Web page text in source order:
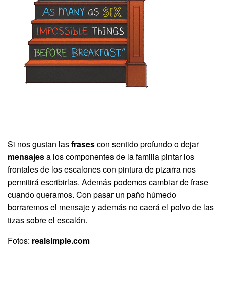
Si nos gustan lasfrasescon sentido profundo o dejar
mensajesa los componentes de la familia pintar los
frontales de los escalones con pintura de pizarra nos
permitirá escribirlas. Además podemos cambiar de frase
cuando queramos. Con pasar un paño húmedo
borraremos el mensaje y además no caerá el polvo de las
tizas sobre el escalón.
Fotos: realsimple.com